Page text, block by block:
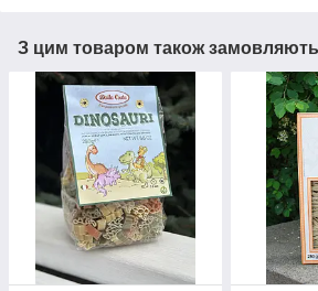
З цим товаром також замовляють